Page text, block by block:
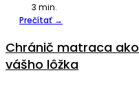
3 min.
Prečítať →
Chránič matraca
vášho lôžka